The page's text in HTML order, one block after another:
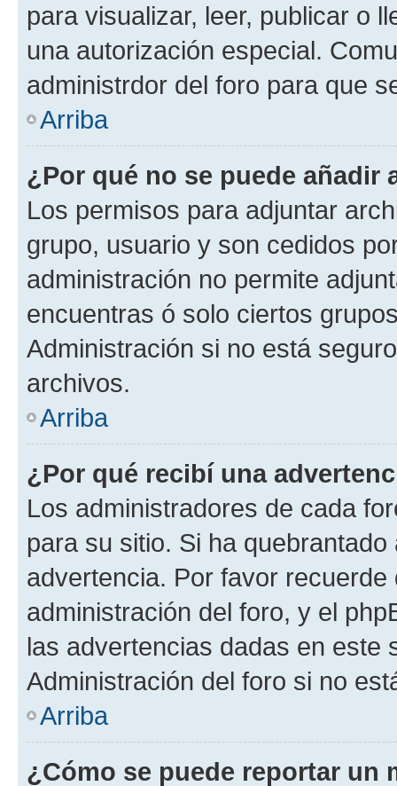
para visualizar, leer, publicar o
una autorización especial.
administrdor del foro para que
Arriba
¿Por qué no se puede añadir
Los permisos para adjuntar
grupo, usuario y son cedidos
administración no permite
encuentras ó solo ciertos
Administración si no está
archivos.
Arriba
¿Por qué recibí una
Los administradores de cada
para su sitio. Si ha
advertencia. Por favor
administración del foro, y el
las advertencias dadas en este
Administración del foro si no
Arriba
¿Cómo se puede reportar un